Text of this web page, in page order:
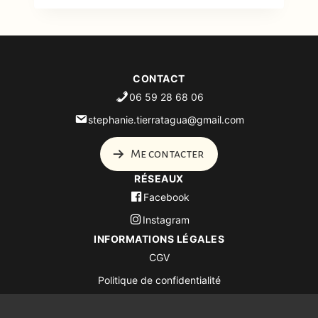
INFORMATIONS LÉGALES
CGV
Politique de confidentialité
RÉSEAUX
Facebook
Instagram
CONTACT
06 59 28 68 06
stephanie.tierratagua@gmail.com
Me contacter